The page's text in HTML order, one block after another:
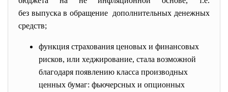
без выпуска в обращение дополнительных денежных
средств;
функция страхования ценовых и финансовых
рисков, или хеджирование, стала возможной
благодаря появлению класса производных
ценных бумаг: фьючерсных и опционных